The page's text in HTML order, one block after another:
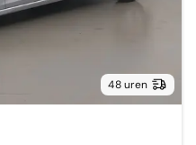
48 uren